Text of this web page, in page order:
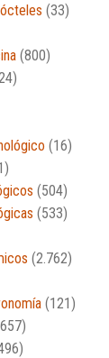
(33)
(800)
(16)
(504)
(533)
(2.762)
(121)